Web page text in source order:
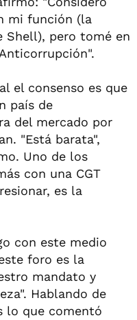
mi función (la
Shell), pero tomé en
el consenso es que
país de
del mercado por
"Está barata",
Uno de los
con una CGT
es la
con este medio
foro es la
mandato y
Hablando de
lo que comentó